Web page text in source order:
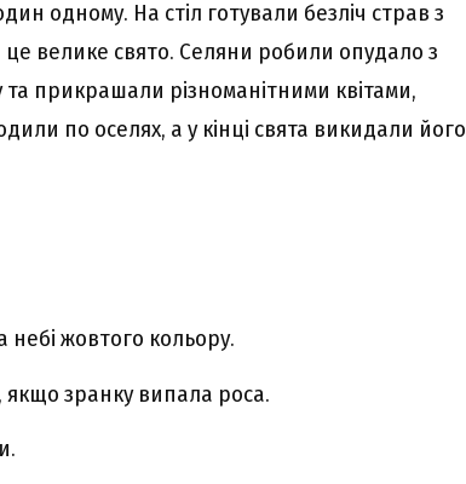
одному. На стіл готували безліч страв з
це велике свято. Селяни робили опудало з
прикрашали різноманітними квітами,
по оселях, а у кінці свята викидали його
жовтого кольору.
якщо зранку випала роса.